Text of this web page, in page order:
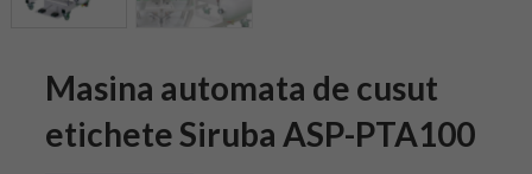
Masina automata de cusut
etichete Siruba ASP-PTA100